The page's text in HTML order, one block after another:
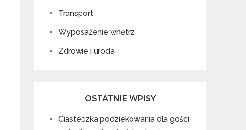
Transport
Wyposażenie wnętrz
Zdrowie i uroda
OSTATNIE WPISY
Ciasteczka podziekowania dla gości